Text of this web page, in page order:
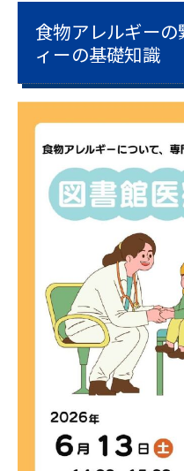
食物アレルギー
ィーの基礎知識